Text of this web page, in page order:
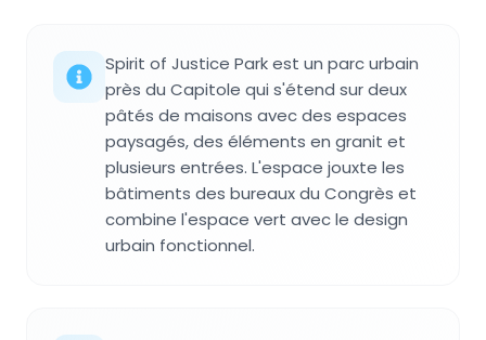
Spirit of Justice Park est un parc urbain
près du Capitole qui s'étend sur deux
pâtés de maisons avec des espaces
paysagés, des éléments en granit et
plusieurs entrées. L'espace jouxte les
bâtiments des bureaux du Congrès et
combine l'espace vert avec le design
urbain fonctionnel.